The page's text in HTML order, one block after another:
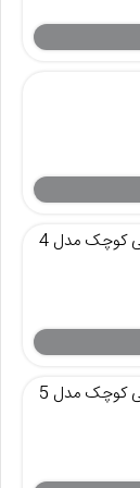
کوچک مدل 4
کوچک مدل 5